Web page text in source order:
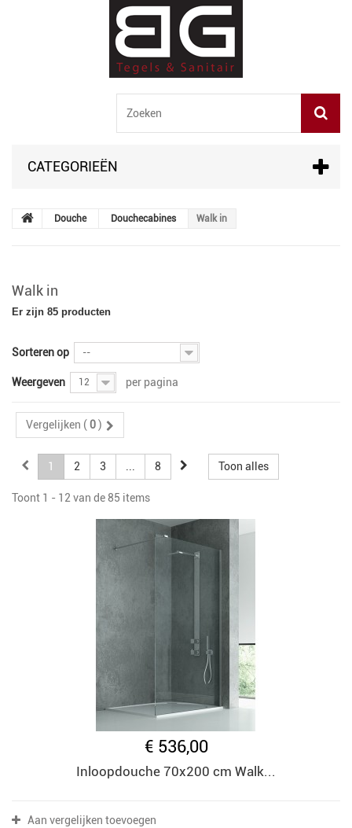
CATEGORIEËN
Douche Douchecabines Walk in
Walk in
Er zijn 85 producten
Sorteren op --
Weergeven 12 per pagina
Vergelijken ( 0)
Toon alles
1 2 3 8
Toont 1 - 12 van de 85 items
€ 536,00
Inloopdouche 70x200 cm Walk...
Aan vergelijken toevoegen